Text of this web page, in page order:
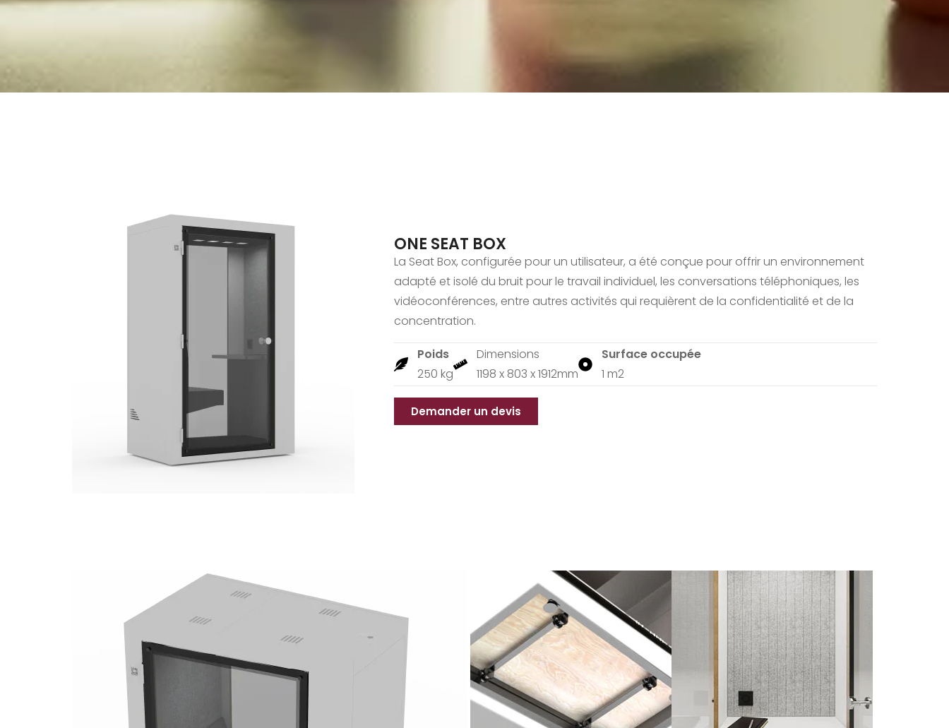
ONE SEAT BOX
La Seat Box, configurée pour un utilisateur, a été conçue pour offrir un environnement
adapté et isolé du bruit pour le travail individuel, les conversations téléphoniques, les
vidéoconférences, entre autres activités qui requièrent de la confidentialité et de la
concentration.
Poids
250 kg
Dimensions
1198 x 803 x 1912mm
Surface occupée
1 m2
Demander un devis